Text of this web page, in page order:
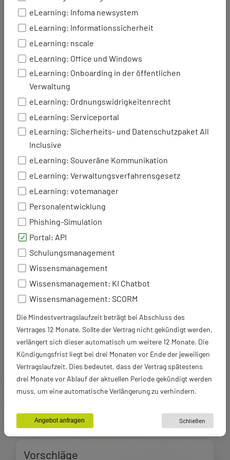
Blick:
Zentrale Datenpflege, dezentrale
Nutzung: Ändern Sie Daten nur einmal
im Portal – alle angebundenen Systeme
Informationen zu.
Integration mit modernen
Anwendungen: Nutzen Sie Ihre Daten
in Chatbots, mobilen Anwendungen,
internen Tools oder auf
Partnerplattformen.
Ersetzen Sie manuelle Dateneingaben
durch automatische Datenabfragen
und -übertragungen.
Flexibilität und Skalierbarkeit: Die API
ermöglicht neue, innovative
Anwendungsfälle.
Mit dem API-Paket stellen Sie Ihre
Verwaltung zukunftssicher auf und eröffnen
zu vernetzen und optimal zu nutzen.
Unser Partner
Siehe auch
Vorschläge
eLearning: Infoma newsystem
eLearning: Informationssicherheit
eLearning: nscale
eLearning: Office und Windows
eLearning: Onboarding in der öffentlichen
Verwaltung
eLearning: Ordnungswidrigkeitenrecht
eLearning: Serviceportal
eLearning: Sicherheits- und Datenschutzpaket All
Inclusive
eLearning: Souveräne Kommunikation
eLearning: Verwaltungsverfahrensgesetz
eLearning: votemanager
Personalentwicklung
Phishing-Simulation
Portal: API
Schulungsmanagement
Wissensmanagement
Wissensmanagement: KI Chatbot
Wissensmanagement: SCORM
Die Mindestvertragslaufzeit beträgt bei Abschluss des
Vertrages 12 Monate. Sollte der Vertrag nicht gekündigt werden,
verlängert sich dieser automatisch um weitere 12 Monate. Die
Kündigungsfrist liegt bei drei Monaten vor Ende der jeweiligen
Vertragslaufzeit. Dies bedeutet, dass der Vertrag spätestens
drei Monate vor Ablauf der aktuellen Periode gekündigt werden
muss, um eine automatische Verlängerung zu verhindern.
Angebot anfragen Schließen